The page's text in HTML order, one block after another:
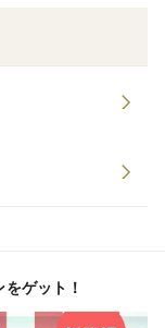
ゲット！